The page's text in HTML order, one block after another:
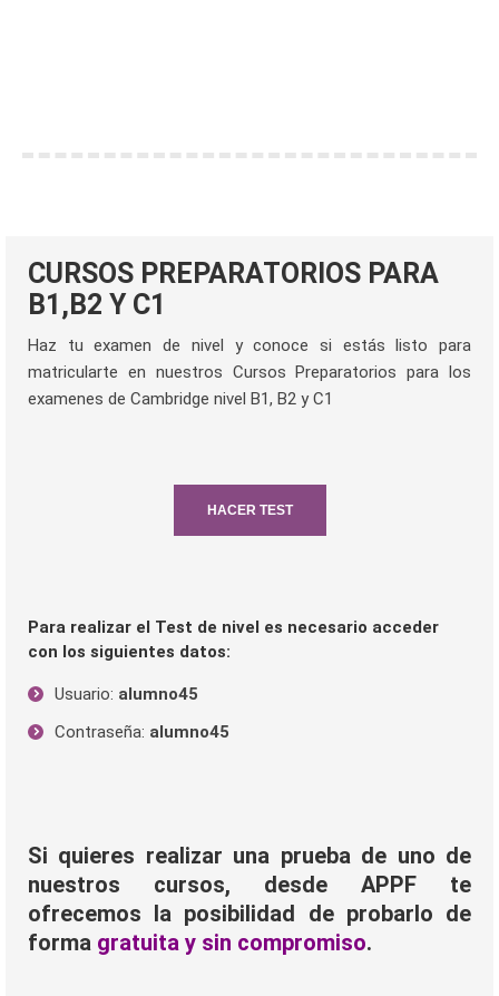
CURSOS PREPARATORIOS PARA
B1,B2 Y C1
Haz tu examen de nivel y conoce si estás listo para
matricularte en nuestros Cursos Preparatorios para los
examenes de Cambridge nivel B1, B2 y C1
HACER TEST
Para realizar el Test de nivel es necesario acceder
con los siguientes datos:
Usuario: alumno45
Contraseña: alumno45
Si quieres realizar una prueba de uno de
nuestros cursos, desde APPF te
ofrecemos la posibilidad de probarlo de
forma gratuita y sin compromiso.